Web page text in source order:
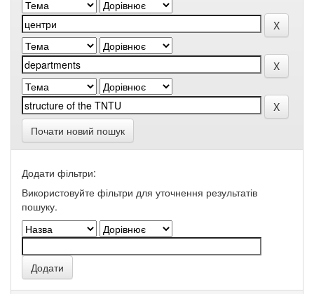
Почати новий пошук
Додати фільтри:
Використовуйте фільтри для уточнення результатів
пошуку.